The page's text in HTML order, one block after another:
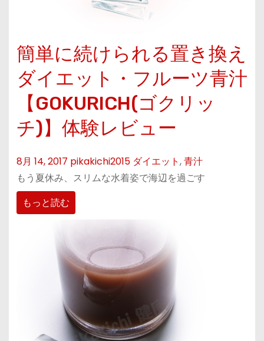
簡単に続けられる置き換え
ダイエット・フルーツ青汁
【GOKURICH(ゴクリッ
チ)】体験レビュー
8月 14, 2017 pikakichi2015 ダイエット,青汁
もう夏休み、スリムな水着姿で海辺を過ごす
もっと読む